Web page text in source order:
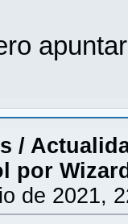
/
por
de 2021,